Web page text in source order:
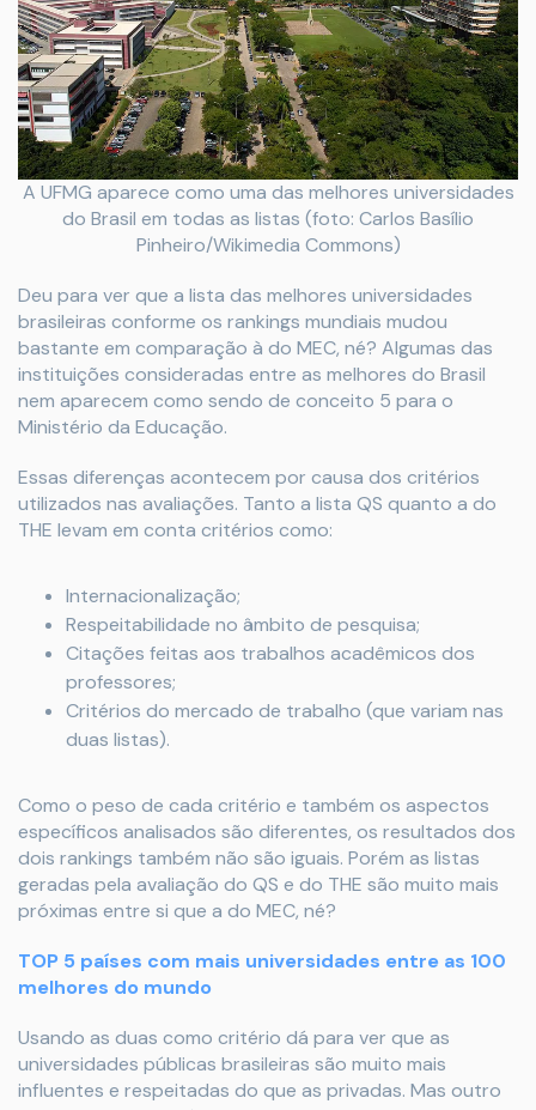
A UFMG aparece como uma das melhores universidades
do Brasil em todas as listas (foto: Carlos Basílio
Pinheiro/Wikimedia Commons)
Deu para ver que a lista das melhores universidades
brasileiras conforme os rankings mundiais mudou
bastante em comparação à do MEC, né? Algumas das
instituições consideradas entre as melhores do Brasil
nem aparecem como sendo de conceito 5 para o
Ministério da Educação.
Essas diferenças acontecem por causa dos critérios
utilizados nas avaliações. Tanto a lista QS quanto a do
THE levam em conta critérios como:
Internacionalização;
Respeitabilidade no âmbito de pesquisa;
Citações feitas aos trabalhos acadêmicos dos
professores;
Critérios do mercado de trabalho (que variam nas
duas listas).
Como o peso de cada critério e também os aspectos
específicos analisados são diferentes, os resultados dos
dois rankings também não são iguais. Porém as listas
geradas pela avaliação do QS e do THE são muito mais
próximas entre si que a do MEC, né?
TOP 5 países com mais universidades entre as 100
melhores do mundo
Usando as duas como critério dá para ver que as
universidades públicas brasileiras são muito mais
influentes e respeitadas do que as privadas. Mas outro